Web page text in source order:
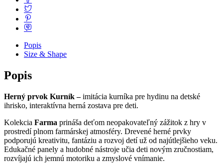
Popis
Size & Shape
Popis
Herný prvok Kurník –imitácia kurníka pre hydinu na detské
ihrisko, interaktívna herná zostava pre deti.
Kolekcia Farma prináša deťom neopakovateľný zážitok z hry v
prostredí plnom farmárskej atmosféry. Drevené herné prvky
podporujú kreativitu, fantáziu a rozvoj detí už od najútlejšieho veku.
Edukačné panely a hudobné nástroje učia deti novým zručnostiam,
rozvíjajú ich jemnú motoriku a zmyslové vnímanie.